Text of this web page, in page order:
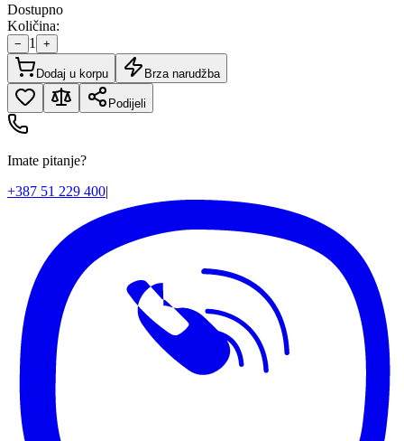
Dostupno
Količina:
− 1 +
Dodaj u korpu Brza narudžba
Podijeli
Imate pitanje?
+387 51 229 400|